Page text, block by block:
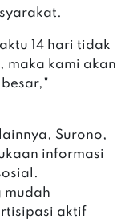
14 hari tidak
maka kami akan
Surono,
informasi
mudah
aktif